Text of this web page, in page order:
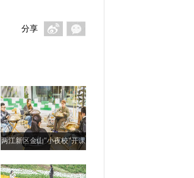
分享
两江新区金山"小夜校"开课